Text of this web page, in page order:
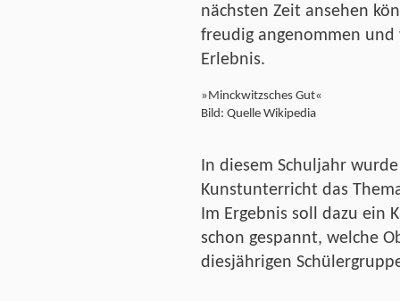
nächsten Zeit ansehen
freudig angenommen
Erlebnis.
»Minckwitzsches Gut«
Bild: Quelle Wikipedia
In diesem Schuljahr
Kunstunterricht das
Im Ergebnis soll dazu ein
schon gespannt, welche
diesjährigen